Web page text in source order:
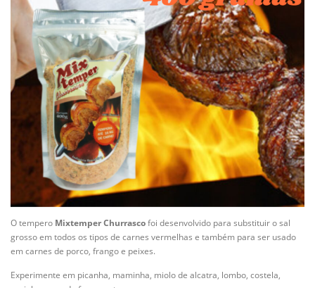
O tempero Mixtemper Churrascofoi desenvolvido para substituir o sal
grosso em todos os tipos de carnes vermelhas e também para ser usado
em carnes de porco, frango e peixes.
Experimente em picanha, maminha, miolo de alcatra, lombo, costela,